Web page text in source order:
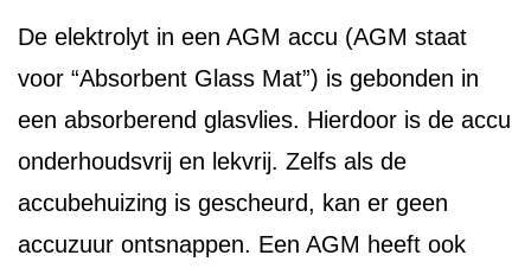
De elektrolyt in een AGM accu (AGM staat
voor “Absorbent Glass Mat”) is gebonden in
een absorberend glasvlies. Hierdoor is de accu
onderhoudsvrij en lekvrij. Zelfs als de
accubehuizing is gescheurd, kan er geen
accuzuur ontsnappen. Een AGM heeft ook